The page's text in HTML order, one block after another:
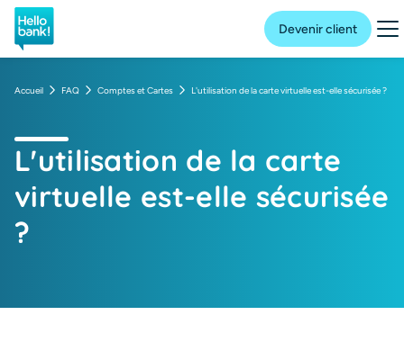
Hello bank! la banque en ligne de BNP Paribas
Devenir client
Accueil FAQ Comptes et Cartes L'utilisation de la carte virtuelle est-elle sécurisée ?
L'utilisation de la carte
virtuelle est-elle sécurisée
?